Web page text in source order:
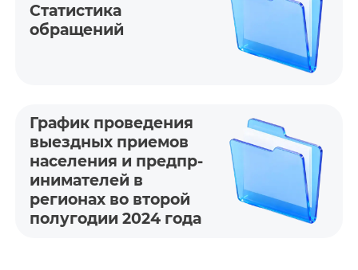
Статистика
обращений
График проведения
выездных приемов
населения и предпр­
инимат­елей в
регионах во второй
полугодии 2024 года